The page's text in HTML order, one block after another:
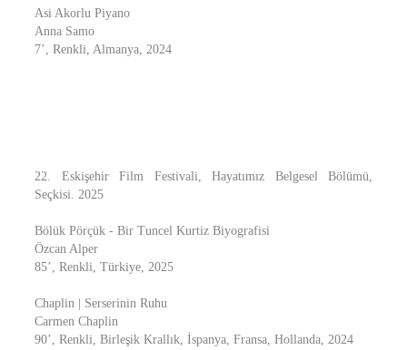
Asi Akorlu Piyano
Anna Samo
7’, Renkli, Almanya, 2024
22. Eskişehir Film Festivali, Hayatımız Belgesel Bölümü,
Seçkisi. 2025
Bölük Pörçük - Bir Tuncel Kurtiz Biyografisi
Özcan Alper
85’, Renkli, Türkiye, 2025
Chaplin | Serserinin Ruhu
Carmen Chaplin
90’, Renkli, Birleşik Krallık, İspanya, Fransa, Hollanda, 2024